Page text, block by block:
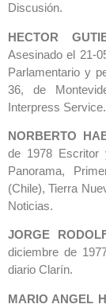
Discusión.
HECTOR
Asesinado el 21-
Parlamentario y
36, de
Interpress Service.
NORBERTO
de 1978 Escritor
Panorama,
(Chile), Tierra
Noticias.
JORGE
diciembre de
diario Clarín.
MARIO ANGEL